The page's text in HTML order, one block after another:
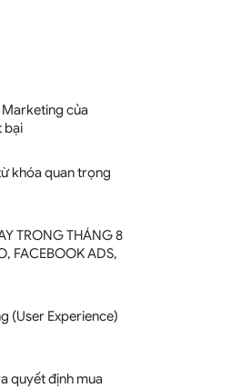
Marketing của
bại
khóa quan trọng
TRONG THÁNG 8
FACEBOOK ADS,
(User Experience)
quyết định mua